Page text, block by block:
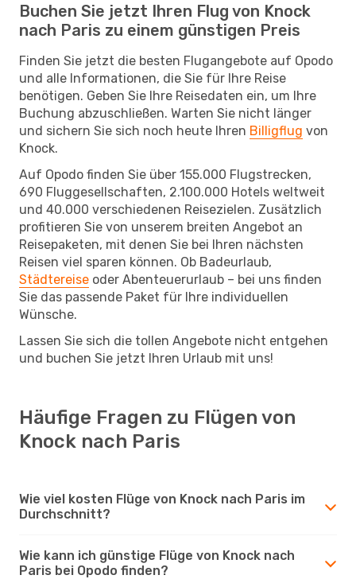
Buchen Sie jetzt Ihren Flug von Knock
nach Paris zu einem günstigen Preis
Finden Sie jetzt die besten Flugangebote auf Opodo
und alle Informationen, die Sie für Ihre Reise
benötigen. Geben Sie Ihre Reisedaten ein, um Ihre
Buchung abzuschließen. Warten Sie nicht länger
und sichern Sie sich noch heute Ihren Billigflug von
Knock.
Auf Opodo finden Sie über 155.000 Flugstrecken,
690 Fluggesellschaften, 2.100.000 Hotels weltweit
und 40.000 verschiedenen Reisezielen. Zusätzlich
profitieren Sie von unserem breiten Angebot an
Reisepaketen, mit denen Sie bei Ihren nächsten
Reisen viel sparen können. Ob Badeurlaub,
Städtereise oder Abenteuerurlaub – bei uns finden
Sie das passende Paket für Ihre individuellen
Wünsche.
Lassen Sie sich die tollen Angebote nicht entgehen
und buchen Sie jetzt Ihren Urlaub mit uns!
Häufige Fragen zu Flügen von
Knock nach Paris
Wie viel kosten Flüge von Knock nach Paris im
Durchschnitt?
Wie kann ich günstige Flüge von Knock nach
Paris bei Opodo finden?